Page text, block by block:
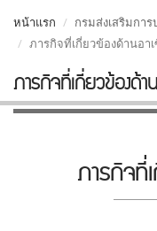
หน้าแรก
กรมส่งเสริมกา
ภารกิจที่เกี่ยวข้องด้านอา
ภารกิจที่เกี่ยวข้องด้า
ภารกิจที่